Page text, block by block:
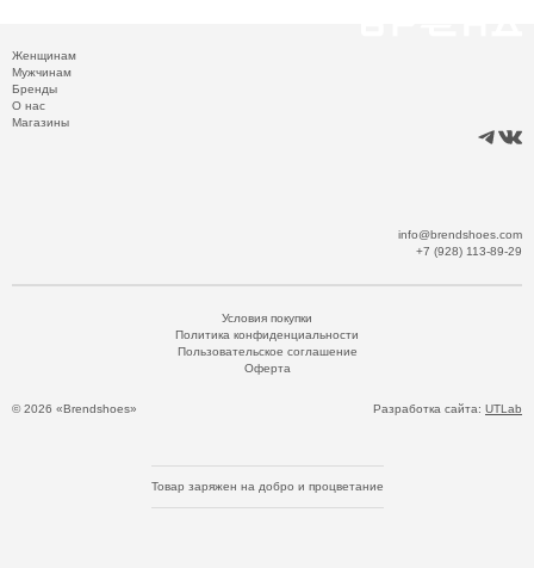
Женщинам
Мужчинам
Бренды
О нас
Магазины
info@brendshoes.com
+7 (928) 113-89-29
© 2026 «Brendshoes»
Условия покупки
Политика конфиденциальности
Пользовательское соглашение
Оферта
Разработка сайта: UTLab
Товар заряжен на добро и процветание